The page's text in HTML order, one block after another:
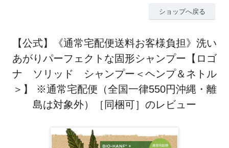
ショップへ戻る
【公式】《通常宅配便送料お客様負担》洗い
あがりパーフェクトな固形シャンプー【ロゴ
ナ ソリッド シャンプー＜ヘンプ＆ネトル
＞】 ※通常宅配便（全国一律550円沖縄・離
島は対象外）［同梱可］のレビュー